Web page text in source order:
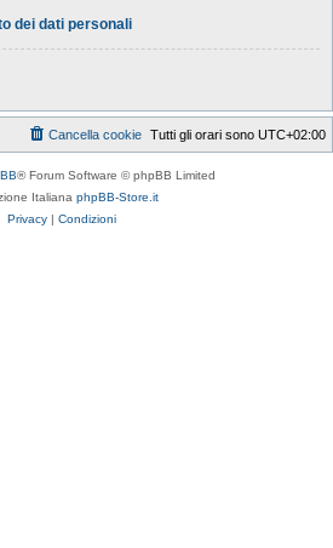
dei dati personali
Tutti gli orari sono UTC+02:00
Cancella cookie
® Forum Software © phpBB Limited
Italiana phpBB-Store.it
Privacy | Condizioni